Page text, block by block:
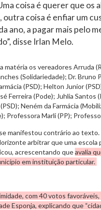
coisa é querer que os
outra coisa é enfiar um
ano, a pagar mais pelo
disse Irlan Melo.
matéria os vereadores Arruda
(Solidariedade); Dr. Bruno
(PSD); Helton Junior
Ferreira (Pode); Juhlia Santos
Neném da Farmácia
Professora Marli (PP);
manifestou contrário ao
arbitrar que uma
acrescentando queavalia
em instituição particular.
com 40 votos
Esponja, explicando que